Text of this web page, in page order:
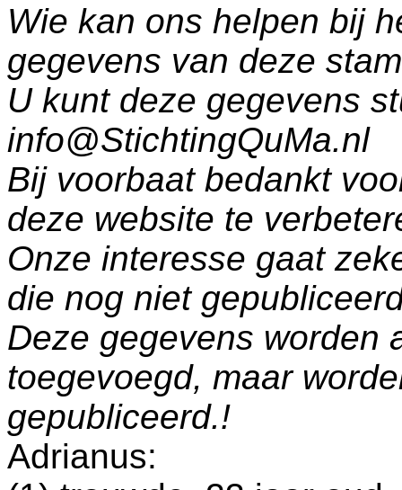
Wie kan ons helpen bij
gegevens van deze
U kunt deze gegevens
info@StichtingQuMa.nl
Bij voorbaat bedankt
deze website te
Onze interesse gaat
die nog niet
Deze gegevens worden
toegevoegd, maar
gepubliceerd.!
Adrianus: